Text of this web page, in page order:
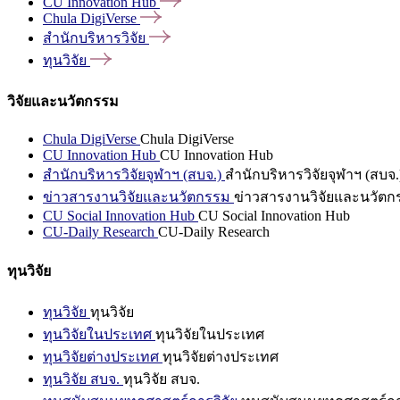
Chula DigiVerse
สำนักบริหารวิจัย
ทุนวิจัย
วิจัยและนวัตกรรม
Chula DigiVerse Chula DigiVerse
CU Innovation Hub CU Innovation Hub
สำนักบริหารวิจัยจุฬาฯ (สบจ.) สำนักบริหารวิจัยจุฬาฯ (สบจ
ข่าวสารงานวิจัยและนวัตกรรม ข่าวสารงานวิจัยและนวัตก
CU Social Innovation Hub CU Social Innovation Hub
CU-Daily Research CU-Daily Research
ทุนวิจัย
ทุนวิจัย ทุนวิจัย
ทุนวิจัยในประเทศ ทุนวิจัยในประเทศ
ทุนวิจัยต่างประเทศ ทุนวิจัยต่างประเทศ
ทุนวิจัย สบจ. ทุนวิจัย สบจ.